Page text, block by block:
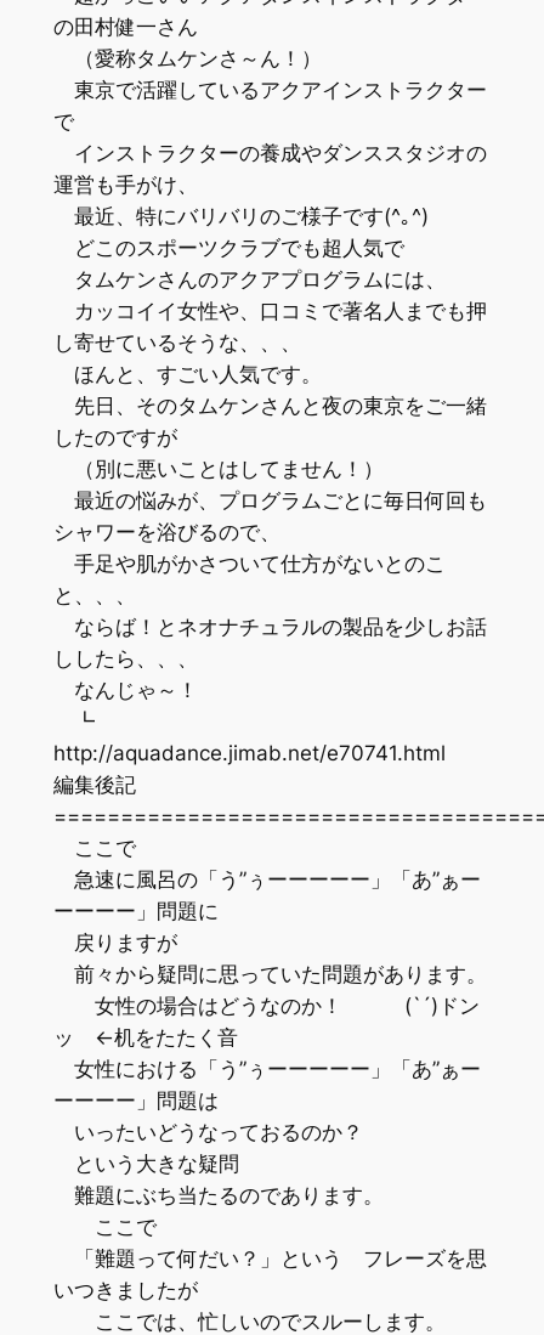
の田村健一さん
（愛称タムケンさ～ん！）
東京で活躍しているアクアインストラクター
で
インストラクターの養成やダンススタジオの
運営も手がけ、
最近、特にバリバリのご様子です(^｡^)
どこのスポーツクラブでも超人気で
タムケンさんのアクアプログラムには、
カッコイイ女性や、口コミで著名人までも押
し寄せているそうな、、、
ほんと、すごい人気です。
先日、そのタムケンさんと夜の東京をご一緒
したのですが
（別に悪いことはしてません！）
最近の悩みが、プログラムごとに毎日何回も
シャワーを浴びるので、
手足や肌がかさついて仕方がないとのこ
と、、、
ならば！とネオナチュラルの製品を少しお話
ししたら、、、
なんじゃ～！
┗
http://aquadance.jimab.net/e70741.html
編集後記
ここで
急速に風呂の「う”ぅーーーーー」「あ”ぁー
ーーーー」問題に
戻りますが
前々から疑問に思っていた問題があります。
女性の場合はどうなのか！ (`´)ドン
ッ ←机をたたく音
女性における「う”ぅーーーーー」「あ”ぁー
ーーーー」問題は
いったいどうなっておるのか？
という大きな疑問
難題にぶち当たるのであります。
ここで
「難題って何だい？」という フレーズを思
いつきましたが
ここでは、忙しいのでスルーします。